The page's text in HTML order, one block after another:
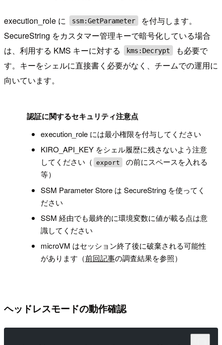
execution_role に ssm:GetParameter
を付与します。
SecureString をカスタマー管理キーで暗号化している場合
は、利用する KMS キーに対する
kms:Decrypt
も必要で
す。キーをシェルに直接書く必要がなく、チームでの運用に
向いています。
認証に関するセキュリティ注意点
execution_role には最小権限を付与してください
KIRO_API_KEY をシェル履歴に残さないよう注意
してください（
export
の前にスペースを入れる
等）
SSM Parameter Store は SecureString を使ってく
ださい
SSM 経由でも最終的に環境変数に値が載る点は意
識してください
microVM はセッション終了後に破棄される可能性
があります（前回記事の調査結果を参照）
ヘッドレスモードの動作確認